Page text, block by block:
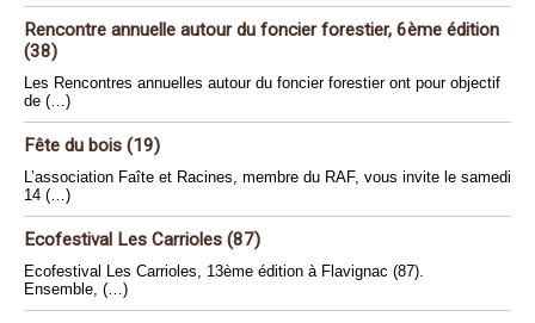
Rencontre annuelle autour du foncier forestier, 6ème édition
(38)
Les Rencontres annuelles autour du foncier forestier ont pour objectif
de (…)
Fête du bois (19)
L’association Faîte et Racines, membre du RAF, vous invite le samedi
14 (…)
Ecofestival Les Carrioles (87)
Ecofestival Les Carrioles, 13ème édition à Flavignac (87).
Ensemble, (…)